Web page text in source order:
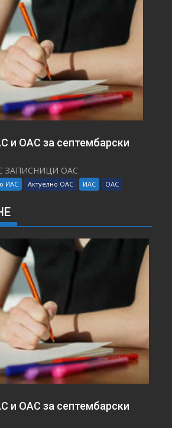
и ОАС за септембарски
ЗАПИСНИЦИ ОАС
ИАС Актуелно ОАС ИАС ОАС
и ОАС за септембарски